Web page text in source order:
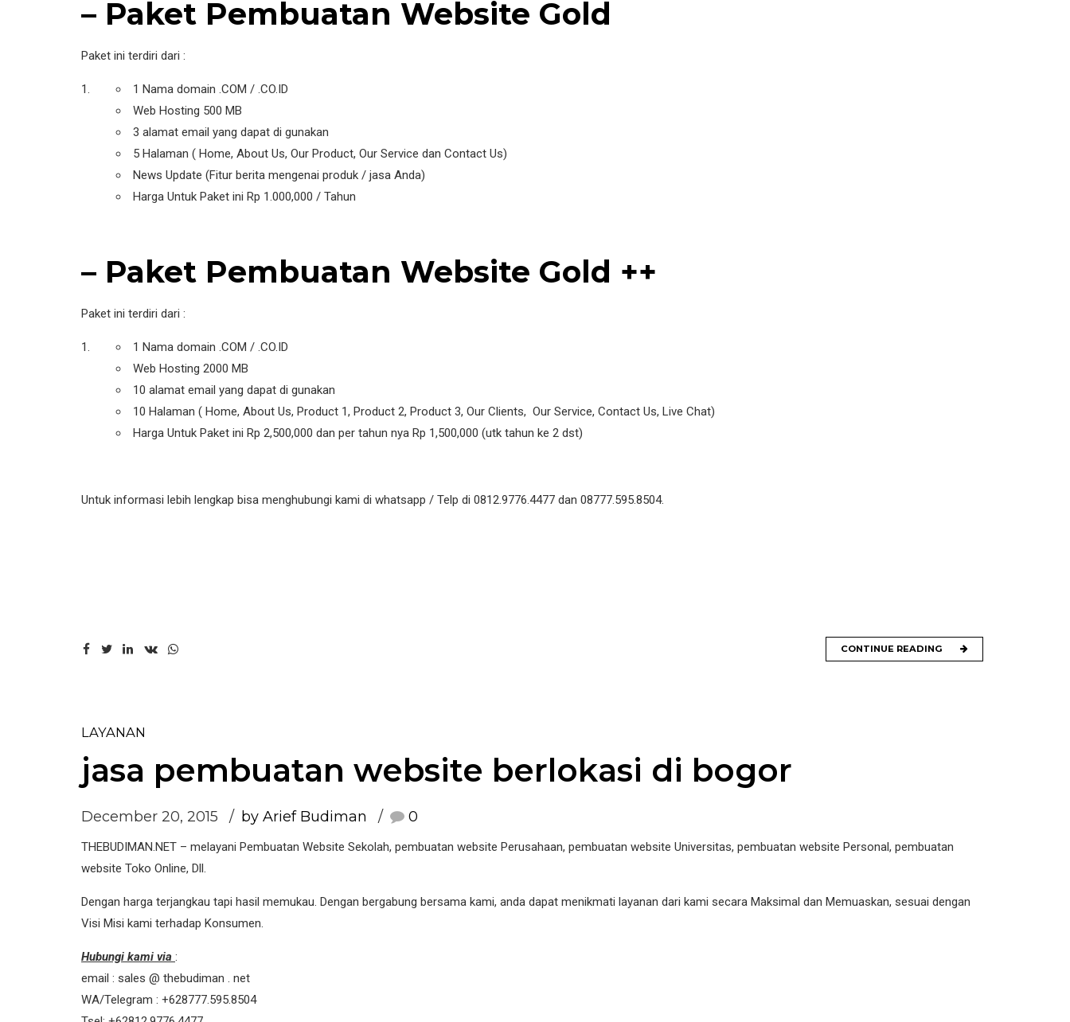
– Paket Pembuatan Website Gold
Paket ini terdiri dari :
1 Nama domain .COM / .CO.ID
Web Hosting 500 MB
3 alamat email yang dapat di gunakan
5 Halaman ( Home, About Us, Our Product, Our Service dan Contact Us)
News Update (Fitur berita mengenai produk / jasa Anda)
Harga Untuk Paket ini Rp 1.000,000 / Tahun
– Paket Pembuatan Website Gold ++
Paket ini terdiri dari :
1 Nama domain .COM / .CO.ID
Web Hosting 2000 MB
10 alamat email yang dapat di gunakan
10 Halaman ( Home, About Us, Product 1, Product 2, Product 3, Our Clients, Our Service, Contact Us, Live Chat)
Harga Untuk Paket ini Rp 2,500,000 dan per tahun nya Rp 1,500,000 (utk tahun ke 2 dst)
Untuk informasi lebih lengkap bisa menghubungi kami di whatsapp / Telp di 0812.9776.4477 dan 08777.595.8504.
CONTINUE READING
LAYANAN
jasa pembuatan website berlokasi di bogor
December 20, 2015 by Arief Budiman 0
THEBUDIMAN.NET – melayani Pembuatan Website Sekolah, pembuatan website Perusahaan, pembuatan website Universitas, pembuatan website Personal, pembuatan
website Toko Online, Dll.
Dengan harga terjangkau tapi hasil memukau. Dengan bergabung bersama kami, anda dapat menikmati layanan dari kami secara Maksimal dan Memuaskan, sesuai dengan
Visi Misi kami terhadap Konsumen.
Hubungi kami via :
email : sales @ thebudiman . net
WA/Telegram : +628777.595.8504